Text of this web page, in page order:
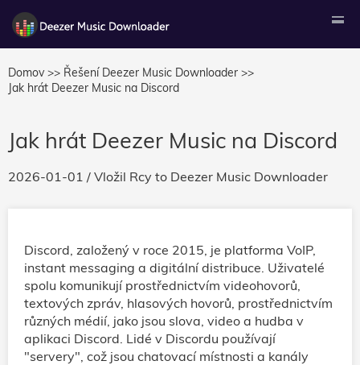
Domov >> Řešení Deezer Music Downloader >>
Jak hrát Deezer Music na Discord
Jak hrát Deezer Music na Discord
2026-01-01 / Vložil Rcy to Deezer Music Downloader
Discord, založený v roce 2015, je platforma VoIP,
instant messaging a digitální distribuce. Uživatelé
spolu komunikují prostřednictvím videohovorů,
textových zpráv, hlasových hovorů, prostřednictvím
různých médií, jako jsou slova, video a hudba v
aplikaci Discord. Lidé v Discordu používají
"servery", což jsou chatovací místnosti a kanály